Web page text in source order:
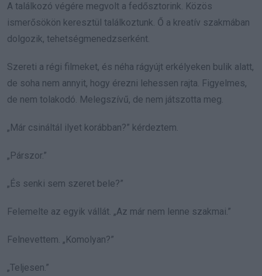
A találkozó végére megvolt a fedősztorink. Közös
ismerősökön keresztül találkoztunk. Ő a kreatív szakmában
dolgozik, tehetségmenedzserként.
Szereti a régi filmeket, és néha rágyújt erkélyeken bulik alatt,
de soha nem annyit, hogy érezni lehessen rajta. Figyelmes,
de nem tolakodó. Melegszívű, de nem játszotta meg.
„Már csináltál ilyet korábban?” kérdeztem.
„Párszor.”
„És senki sem szeret bele?”
Felemelte az egyik vállát. „Az már nem lenne szakmai.”
Felnevettem. „Komolyan?”
„Teljesen.”